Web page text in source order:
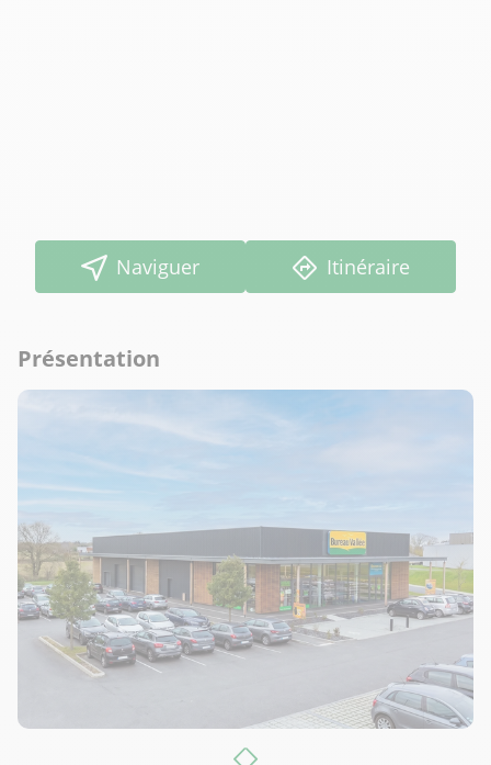
Naviguer Itinéraire
Présentation